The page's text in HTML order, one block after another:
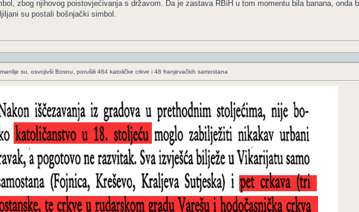
zbog njihovog poistovjećivanja s državom. Da je zastava RBiH u tom momentu bila banana, onda
su postali bošnjački simbol.
su, osvojivši Bosnu, porušili 464 katoličke crkve i 48 franjevačkih samostana